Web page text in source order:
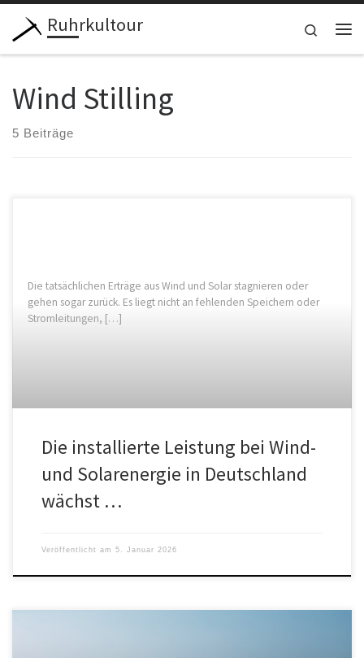
Zum Inhalt springen
Ruhrkultour
Search
Wind Stilling
5 Beiträge
Die tatsächlichen Erträge aus Wind und Solar stagnieren oder
gehen sogar zurück. Es liegt nicht an fehlenden Speichern oder
Stromleitungen, […]
Die installierte Leistung bei Wind-
und Solarenergie in Deutschland
wächst …
Veröffentlicht am 5. Januar 2026